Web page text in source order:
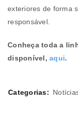
exteriores de forma
responsável.
Conheça toda a
disponível, aqui.
Categorias: